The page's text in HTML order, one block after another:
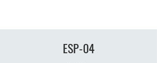
ESP-04